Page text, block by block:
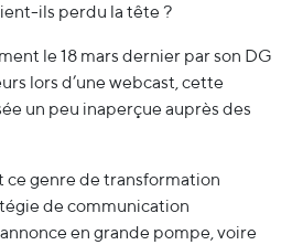
ils perdu la tête ?
le 18 mars dernier par son DG
lors d’une webcast, cette
un peu inaperçue auprès des
ce genre de transformation
de communication
en grande pompe, voire